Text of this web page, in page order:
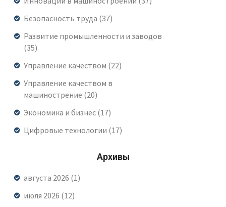
Безопасность труда (37)
Развитие промышленности и заводов
(35)
Управление качеством (22)
Управление качеством в
машинострение (20)
Экономика и бизнес (17)
Цифровые технологии (17)
Архивы
августа 2026 (1)
июля 2026 (12)